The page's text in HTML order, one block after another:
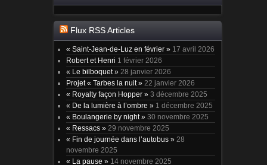
Flux RSS Articles
« Saint-Jean-de-Luz en février » 17 avril 2026
Robert et Henri 1 février 2026
« Le bilboquet » 28 janvier 2026
Projet « Tarbes la nuit » 22 janvier 2026
« Royalty façon Hopper » 3 décembre 2025
« De la lumière à l’ombre » 1 décembre 2025
« Boulangerie by night » 30 novembre 2025
« Ressacs » 29 novembre 2025
« Fin de journée dans l’autobus » 28
novembre 2025
« La pause » 14 novembre 2025